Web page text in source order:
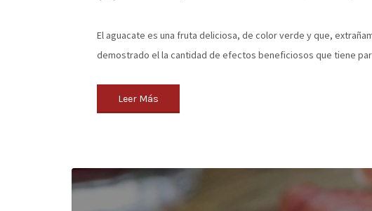
El aguacate es una fruta deliciosa, de color verde y que,
demostrado el la cantidad de efectos beneficiosos que tiene
Leer Más